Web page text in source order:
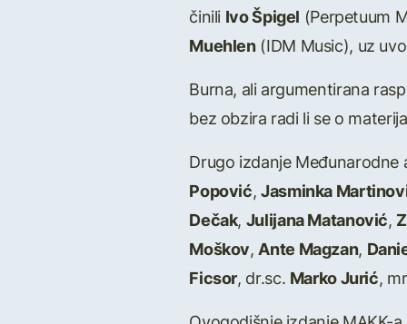
činili Ivo Špigel (Perpetuum
Muehlen(IDM Music), uz
Burna, ali argumentirana
bez obzira radi li se o
Drugo izdanje
Popović,Jasminka
Dečak, Julijana Matanović,
Moškov,Ante Magzan,
Ficsor, dr.sc. Marko Jurić,